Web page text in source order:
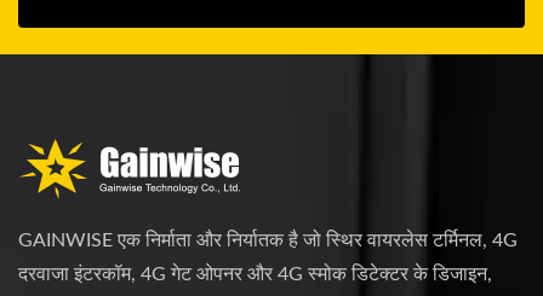
GAINWISE एक निर्माता और निर्यातक है जो स्थिर वायरलेस टर्मिनल, 4G
दरवाजा इंटरकॉम, 4G गेट ओपनर और 4G स्मोक डिटेक्टर के डिजाइन,